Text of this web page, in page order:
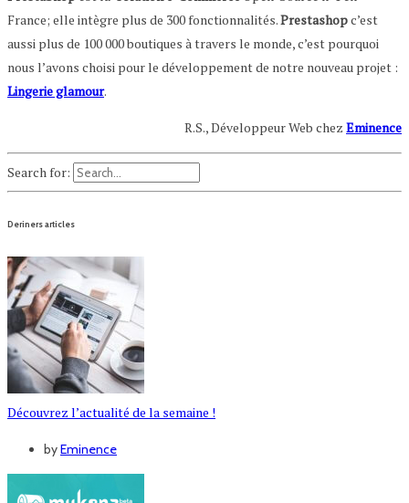
France; elle intègre plus de 300 fonctionnalités.Prestashopc’est
aussi plus de 100 000 boutiques à travers le monde, c’est pourquoi
nous l’avons choisi pour le développement de notre nouveau projet :
Lingerie glamour.
R.S., Développeur Web chez Eminence
Search for:
Deriners articles
Découvrez l’actualité de la semaine !
byEminence